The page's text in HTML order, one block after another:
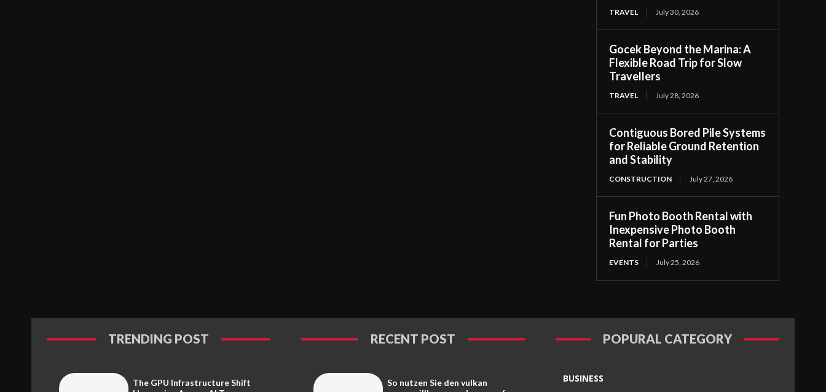
TRAVEL July 30, 2026
Gocek Beyond the Marina: A
Flexible Road Trip for Slow
Travellers
TRAVEL July 28, 2026
Contiguous Bored Pile Systems
for Reliable Ground Retention
and Stability
CONSTRUCTION July 27, 2026
Fun Photo Booth Rental with
Inexpensive Photo Booth
Rental for Parties
EVENTS July 25, 2026
TRENDING POST
The GPU Infrastructure Shift
RECENT POST
So nutzen Sie den vulkan
POPURAL CATEGORY
BUSINESS